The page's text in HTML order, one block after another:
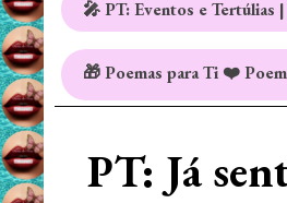
🎤 PT: Eventos e Tertúlias
🎁 Poemas para Ti ❤️
PT: Já